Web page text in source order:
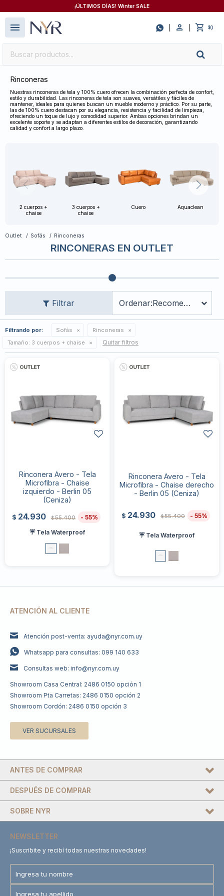
¡ÚLTIMOS DÍAS! Winter SALE
 $0
menu
Rinconeras
Nuestras rinconeras de tela y 100% cuero ofrecen la combinación perfecta de confort,
estilo y durabilidad. Las rinconeras de tela son suaves, versátiles y fáciles de
mantener, ideales para quienes buscan un mueble moderno y práctico. Por su parte,
las de 100% cuero destacan por su elegancia, resistencia y facilidad de limpieza,
ofreciendo un toque de lujo y comodidad superior. Ambas opciones brindan un
excelente soporte y se adaptan a diferentes estilos de decoración, garantizando
calidad y confort a largo plazo.
2 cuerpos +
chaise
3 cuerpos +
chaise
Cuero Aquaclean
Outlet Sofás Rinconeras
RINCONERAS EN OUTLET
Recomendados
Filtrando por: Sofás
Rinconeras
Tamaño: 3 cuerpos + chaise Quitar filtros
Rinconera Avero - Tela
Microfibra - Chaise
izquierdo - Berlin 05
(Ceniza)
$ 24.930 $55.400
55
☔ Tela Waterproof
Rinconera Avero - Tela
Microfibra - Chaise derecho
- Berlin 05 (Ceniza)
$ 24.930 $55.400 55
☔ Tela Waterproof
ATENCIÓN AL CLIENTE
Atención post-venta: ayuda@nyr.com.uy
Whatsapp para consultas: 099 140 633
Consultas web: info@nyr.com.uy
Showroom Casa Central: 2486 0150 opción 1
Showroom Pta Carretas: 2486 0150 opción 2
Showroom Cordón: 2486 0150 opción 3
VER SUCURSALES
DESPUÉS DE COMPRAR
SOBRE NYR
ANTES DE COMPRAR
NEWSLETTER
¡Suscribite y recibí todas nuestras novedades!
close